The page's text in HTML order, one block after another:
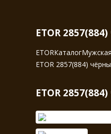
ETOR
ETORКаталог
ETOR 2857(884)
ETOR